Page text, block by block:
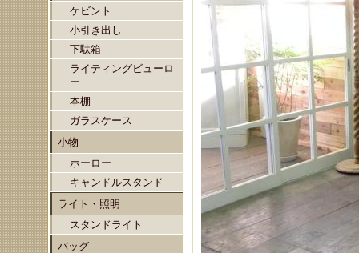
ケビント
小引き出し
下駄箱
ライティングビューロ
ー
本棚
ガラスケース
小物
ホーロー
キャンドルスタンド
ライト・照明
スタンドライト
バッグ